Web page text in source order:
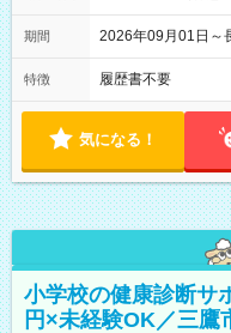
期間 2026年09月01日
特徴 履歴書不要
気になる！
小学校の健康診断サ
円×未経験OK／三鷹